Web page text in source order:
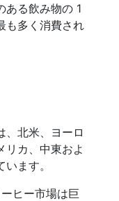
ある飲み物の 1
も多く消費され
、北米、ヨーロ
リカ、中東およ
ます。
ヒー市場は巨